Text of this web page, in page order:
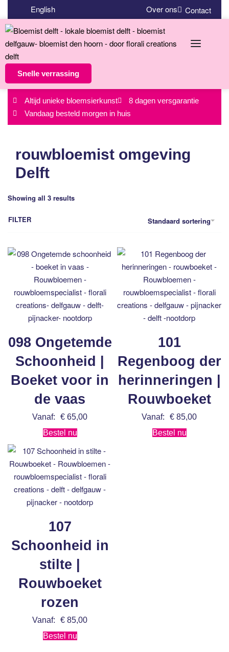
English Over ons Contact
Snelle verrassing
Altijd unieke bloemsierkunst
8 dagen versgarantie
Vandaag besteld morgen in huis
rouwbloemist omgeving
Delft
Showing all 3 results
Standaard sortering
FILTER
098 Ongetemde
Schoonheid |
Boeket voor in
de vaas
Vanaf: € 65,00
Bestel nu
101
Regenboog der
herinneringen |
Rouwboeket
Vanaf: € 85,00
Bestel nu
107
Schoonheid in
stilte |
Rouwboeket
rozen
Vanaf: € 85,00
Bestel nu